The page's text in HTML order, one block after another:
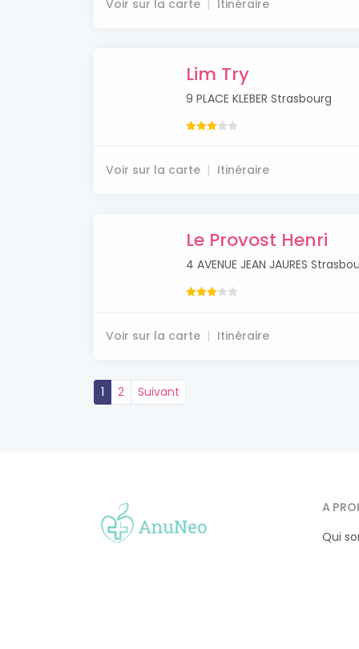
Voir sur la carte Itinéraire
Lim Try
9 PLACE KLEBER Strasbourg
Voir sur la carte Itinéraire
Le Provost Henri
4 AVENUE JEAN JAURES
Voir sur la carte Itinéraire
1 2 Suivant
A
Qui